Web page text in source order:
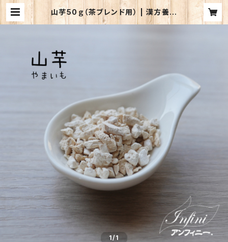
山芋50ｇ（茶ブレンド用） | 漢方養生
サロン アンフィニー. オンラインショ
1/1